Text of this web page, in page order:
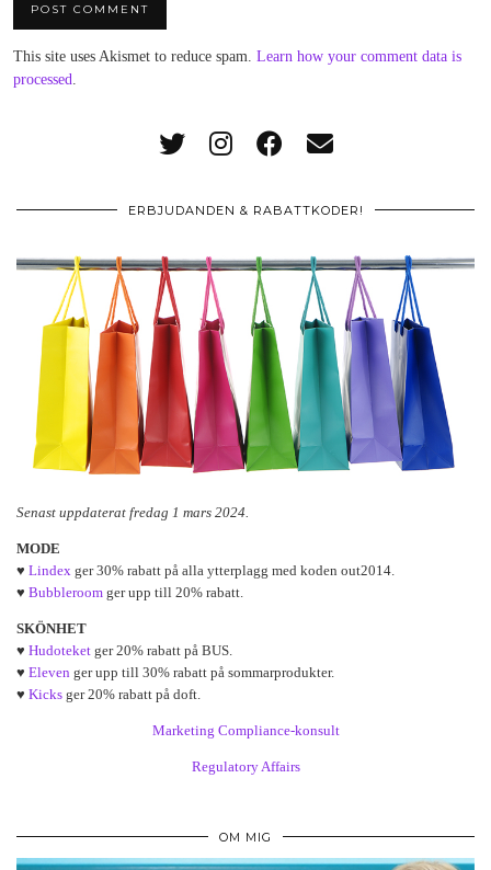
This site uses Akismet to reduce spam. Learn how your comment data is
processed.
ERBJUDANDEN & RABATTKODER!
Senast uppdaterat fredag 1 mars 2024.
MODE
♥ Lindex ger 30% rabatt på alla ytterplagg med koden out2014.
♥ Bubbleroom ger upp till 20% rabatt.
SKÖNHET
♥ Hudoteket ger 20% rabatt på BUS.
♥ Eleven ger upp till 30% rabatt på sommarprodukter.
♥ Kicks ger 20% rabatt på doft.
Marketing Compliance-konsult
Regulatory Affairs
OM MIG